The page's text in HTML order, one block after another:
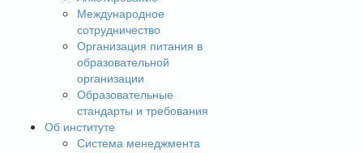
Международное
сотрудничество
Организация питания в
образовательной
организации
Образовательные
стандарты и требования
Об институте
Система менеджмента